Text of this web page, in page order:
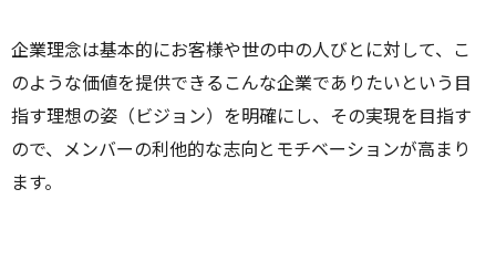
企業理念は基本的にお客様や世の中の人びとに対して、こ
のような価値を提供できるこんな企業でありたいという目
指す理想の姿（ビジョン）を明確にし、その実現を目指す
ので、メンバーの利他的な志向とモチベーションが高まり
ます。